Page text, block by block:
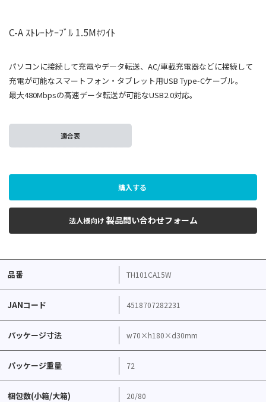
C-A ｽﾄﾚｰﾄｹｰﾌﾞﾙ 1.5Mﾎﾜｲﾄ
パソコンに接続して充電やデータ転送、AC/車載充電器などに接続して
充電が可能なスマートフォン・タブレット用USB Type-Cケーブル。
最大480Mbpsの高速データ転送が可能なUSB2.0対応。
適合表
購入する
法人様向け 製品問い合わせフォーム
品番 TH101CA15W
JANコード 4518707282231
パッケージ寸法 w70×h180×d30mm
パッケージ重量 72
梱包数(小箱/大箱) 20/80